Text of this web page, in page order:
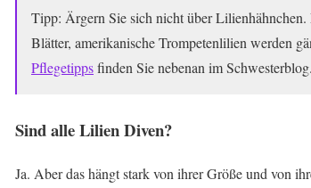
Tipp: Ärgern Sie sich nicht über
Blätter, amerikanische Trompetenlilien werden
Pflegetippsfinden Sie nebenan im Schwesterblog.
Sind alle Lilien Diven?
Ja. Aber das hängt stark von ihrer Größe und von